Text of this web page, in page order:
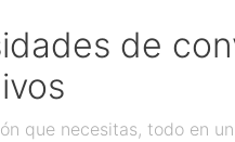
de
que necesitas, todo en